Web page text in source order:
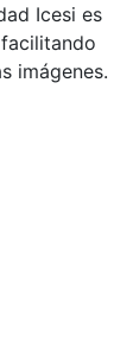
Icesi es
imágenes.